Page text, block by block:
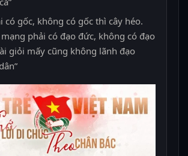
có gốc, không có gốc thì cây héo.
phải có đạo đức, không có đạo
giỏi mấy cũng không lãnh đạo